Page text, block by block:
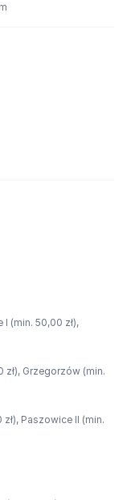
I (min. 50,00 zł),
zł), Grzegorzów (min.
Paszowice II (min.